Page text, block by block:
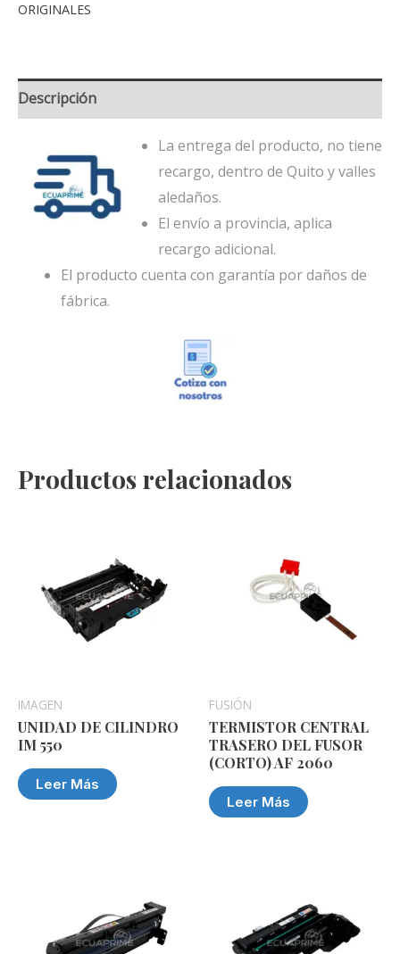
ORIGINALES
Descripción
La entrega del producto, no tiene
recargo, dentro de Quito y valles
aledaños.
El envío a provincia, aplica
recargo adicional.
El producto cuenta con garantía por daños de
fábrica.
Productos relacionados
IMAGEN
UNIDAD DE CILINDRO
IM 550
Leer Más
FUSIÓN
TERMISTOR CENTRAL
TRASERO DEL FUSOR
(CORTO) AF 2060
Leer Más